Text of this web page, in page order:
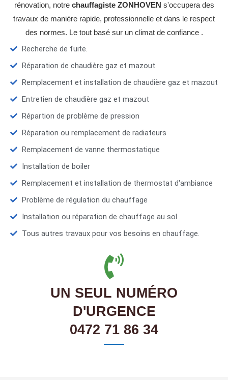
rénovation, notre chauffagiste ZONHOVEN s'occupera des
travaux de manière rapide, professionnelle et dans le respect
des normes. Le tout basé sur un climat de confiance .
Recherche de fuite.
Réparation de chaudière gaz et mazout
Remplacement et installation de chaudière gaz et mazout
Entretien de chaudière gaz et mazout
Répartion de problème de pression
Réparation ou remplacement de radiateurs
Remplacement de vanne thermostatique
Installation de boiler
Remplacement et installation de thermostat d'ambiance
Problème de régulation du chauffage
Installation ou réparation de chauffage au sol
Tous autres travaux pour vos besoins en chauffage.
UN SEUL NUMÉRO
D'URGENCE
0472 71 86 34